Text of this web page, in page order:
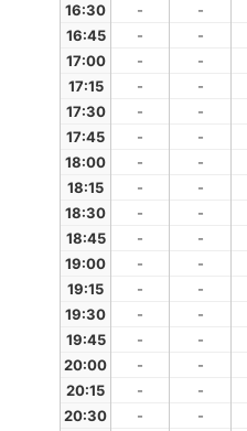
16:30
- -
16:45
- -
17:00
- -
17:15
- -
17:30
- -
17:45
- -
18:00
- -
18:15
- -
18:30
- -
18:45
- -
19:00
- -
19:15
- -
19:30
- -
19:45
- -
20:00
- -
20:15
- -
20:30
- -